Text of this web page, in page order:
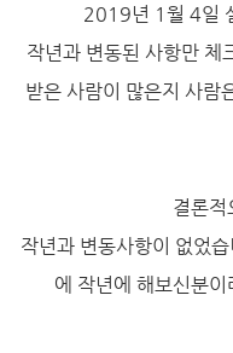
2019년 1월 4일
작년과 변동된 사항만 체
받은 사람이 많은지 사람
결론적
작년과 변동사항이 없었
에 작년에 해보신분